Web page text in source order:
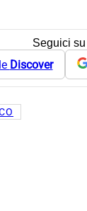
Seguici su
Discover